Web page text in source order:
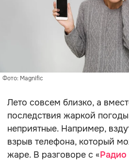
Фото: Magnific
Лето совсем близко, а
последствия жаркой
неприятные. Например,
взрыв телефона, который
жаре. В разговоре с «Радио